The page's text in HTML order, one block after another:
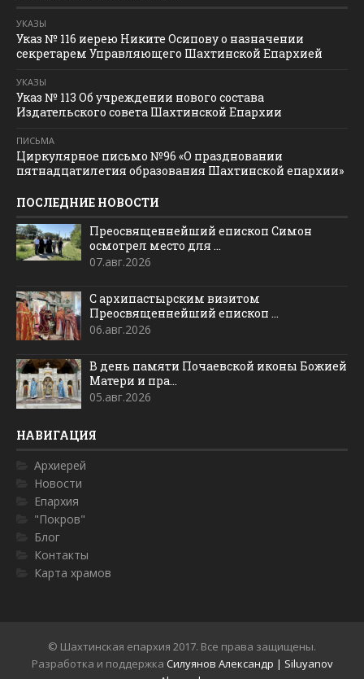
УКАЗЫ
Указ № 116 иерею Никите Осипову о назначении
секретарем Управляющего Шахтинской Епархией
УКАЗЫ
Указ № 113 Об учреждении нового состава
Издательского совета Шахтинской Епархии
ПИСЬМА
Циркулярное письмо №96 «О праздновании
пятнадцатилетия образования Шахтинской епархии»
ПОСЛЕДНИЕ НОВОСТИ
Преосвященнейший епископ Симон
осмотрел место для ...
07.авг.2026
С архипастырским визитом
Преосвященнейший епископ ...
06.авг.2026
В день памяти Почаевской иконы Божией
Матери и пра...
05.авг.2026
НАВИГАЦИЯ
Архиерей
Новости
Епархия
"Покров"
Блог
Контакты
Карта храмов
© Шахтинская епархия 2017. Все права защищены.
Разработка и поддержка Силуянов Александр | Siluyanov